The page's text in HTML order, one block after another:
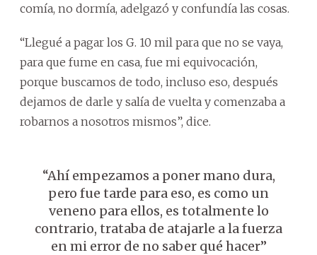
comía, no dormía, adelgazó y confundía las cosas.
“Llegué a pagar los G. 10 mil para que no se vaya,
para que fume en casa, fue mi equivocación,
porque buscamos de todo, incluso eso, después
dejamos de darle y salía de vuelta y comenzaba a
robarnos a nosotros mismos”, dice.
“Ahí empezamos a poner mano dura,
pero fue tarde para eso, es como un
veneno para ellos, es totalmente lo
contrario, trataba de atajarle a la fuerza
en mi error de no saber qué hacer”